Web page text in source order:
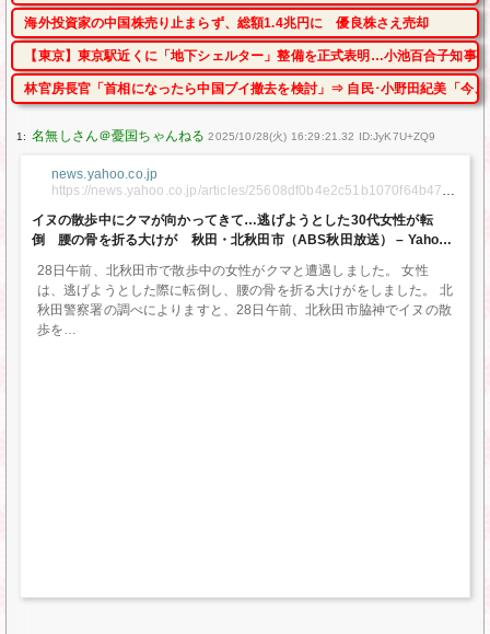
海外投資家の中国株売り止まらず、総額1.4兆円に 優良株さえ売却
【東京】東京駅近くに「地下シェルター」整備を正式表明…小池百合子知事
林官房長官「首相になったら中国ブイ撤去を検討」⇒ 自民･小野田紀美「今
1: 2025/10/28(火) 16:29:21.32 ID:JyK7U+ZQ9
news.yahoo.co.jp
https://news.yahoo.co.jp/articles/25608df0b4e2c51b1070f64b47c4
イヌの散歩中にクマが向かってきて…逃げようとした30代女性が転
倒 腰の骨を折る大けが 秋田・北秋田市（ABS秋田放送） – Yahoo!
28日午前、北秋田市で散歩中の女性がクマと遭遇しました。 女性
は、逃げようとした際に転倒し、腰の骨を折る大けがをしました。 北
秋田警察署の調べによりますと、28日午前、北秋田市脇神でイヌの散
歩を